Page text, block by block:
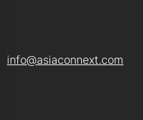
info@asiaconnext.com